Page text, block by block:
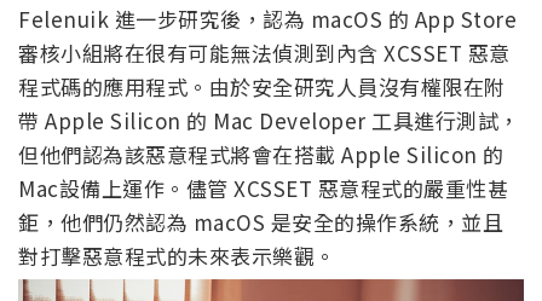
Felenuik 進一步研究後，認為 macOS 的 App Store
審核小組將在很有可能無法偵測到內含 XCSSET 惡意
程式碼的應用程式。由於安全研究人員沒有權限在附
帶 Apple Silicon 的 Mac Developer 工具進行測試，
但他們認為該惡意程式將會在搭載 Apple Silicon 的
Mac設備上運作。儘管 XCSSET 惡意程式的嚴重性甚
鉅，他們仍然認為 macOS 是安全的操作系統，並且
對打擊惡意程式的未來表示樂觀。